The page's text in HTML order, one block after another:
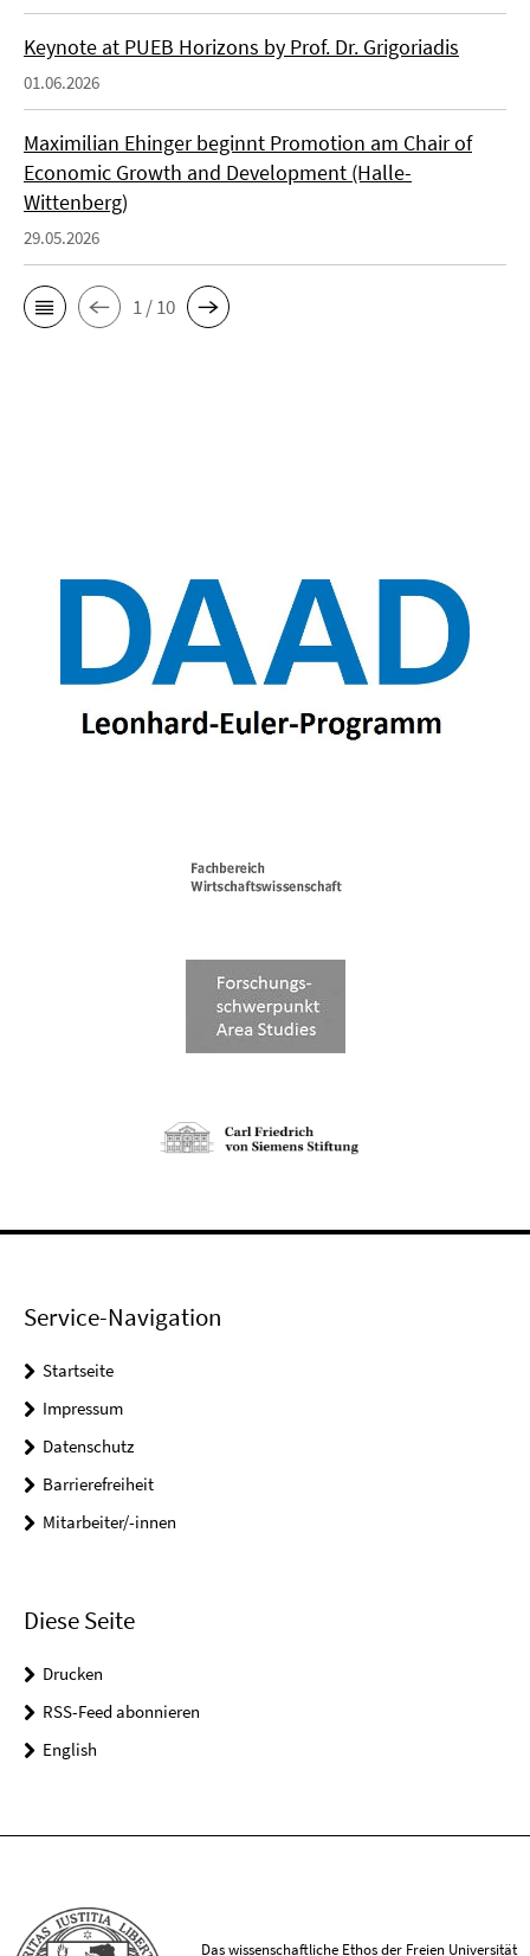
Keynote at PUEB Horizons by Prof. Dr. Grigoriadis
01.06.2026
Maximilian Ehinger beginnt Promotion am Chair of
Economic Growth and Development (Halle-
Wittenberg)
29.05.2026
1 / 10
Service-Navigation
Startseite
Impressum
Datenschutz
Barrierefreiheit
Mitarbeiter/-innen
Diese Seite
Drucken
RSS-Feed abonnieren
English
Das wissenschaftliche Ethos der Freien Universität